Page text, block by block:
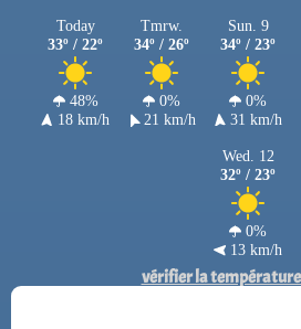
Today
33º / 22º
48%
18 km/h
Tmrw.
34º / 26º
0%
21 km/h
Sun. 9
34º / 23º
0%
31 km/h
Wed. 12
32º / 23º
0%
13 km/h
vérifier la température